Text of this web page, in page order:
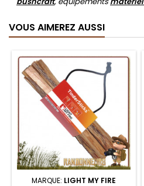
VOUS AIMEREZ AUSSI
MARQUE: LIGHT MY FIRE